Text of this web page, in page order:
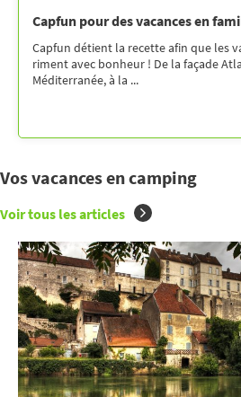
Capfun pour des vacances en
Capfun détient la recette afin que les
riment avec bonheur ! De la façade
Méditerranée, à la ...
Vos vacances en camping
Voir tous les articles